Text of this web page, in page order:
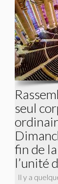
seul
fin de
l’unité
Il y a